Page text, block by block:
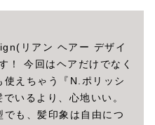
リアン ヘアー デザイ
！ 今回はヘアだけでなく
えちゃう『N.ポリッシ
いるより、心地いい。
も、髪印象は自由につ